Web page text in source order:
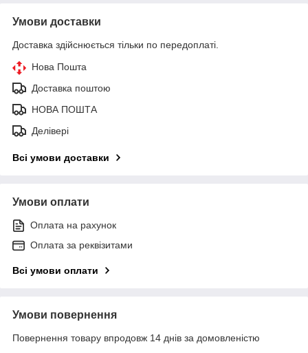
Умови доставки
Доставка здійснюється тільки по передоплаті.
Нова Пошта
Доставка поштою
НОВА ПОШТА
Делівері
Всі умови доставки
Умови оплати
Оплата на рахунок
Оплата за реквізитами
Всі умови оплати
Умови повернення
Повернення товару впродовж 14 днів за домовленістю